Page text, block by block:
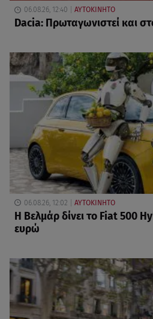
06.08.26, 12:40 ΑΥΤΟΚΙΝΗΤΟ
Dacia: Πρωταγωνιστεί και
06.08.26, 12:02 ΑΥΤΟΚΙΝΗΤΟ
Η Βελμάρ δίνει το Fiat 500
ευρώ